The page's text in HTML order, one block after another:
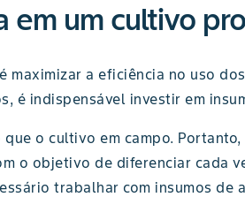
em um cultivo
é maximizar a eficiência no uso
é indispensável investir em
o cultivo em campo.
o objetivo de diferenciar cada
trabalhar com insumos